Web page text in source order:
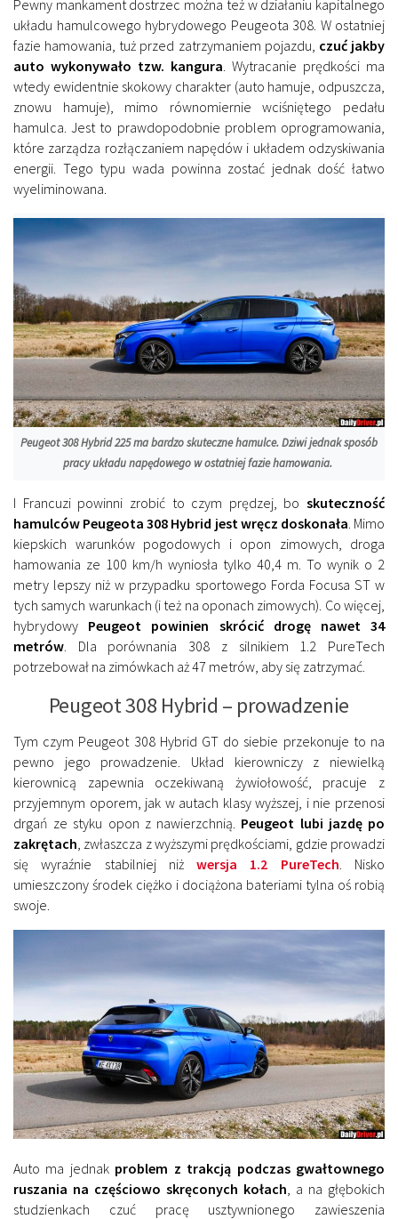
Pewny mankament dostrzec można też w działaniu kapitalnego
układu hamulcowego hybrydowego Peugeota 308. W ostatniej
fazie hamowania, tuż przed zatrzymaniem pojazdu, czuć jakby
auto wykonywało tzw. kangura . Wytracanie prędkości ma
wtedy ewidentnie skokowy charakter (auto hamuje, odpuszcza,
znowu hamuje), mimo równomiernie wciśniętego pedału
hamulca. Jest to prawdopodobnie problem oprogramowania,
które zarządza rozłączaniem napędów i układem odzyskiwania
energii. Tego typu wada powinna zostać jednak dość łatwo
wyeliminowana.
Peugeot 308 Hybrid 225 ma bardzo skuteczne hamulce. Dziwi jednak sposób
pracy układu napędowego w ostatniej fazie hamowania.
I Francuzi powinni zrobić to czym prędzej, bo skuteczność
hamulców Peugeota 308 Hybrid jest wręcz doskonała . Mimo
kiepskich warunków pogodowych i opon zimowych, droga
hamowania ze 100 km/h wyniosła tylko 40,4 m. To wynik o 2
metry lepszy niż w przypadku sportowego Forda Focusa ST w
tych samych warunkach (i też na oponach zimowych). Co więcej,
hybrydowy Peugeot powinien skrócić drogę nawet 34
metrów . Dla porównania 308 z silnikiem 1.2 PureTech
potrzebował na zimówkach aż 47 metrów, aby się zatrzymać.
Peugeot 308 Hybrid – prowadzenie
Tym czym Peugeot 308 Hybrid GT do siebie przekonuje to na
pewno jego prowadzenie. Układ kierowniczy z niewielką
kierownicą zapewnia oczekiwaną żywiołowość, pracuje z
przyjemnym oporem, jak w autach klasy wyższej, i nie przenosi
drgań ze styku opon z nawierzchnią. Peugeot lubi jazdę po
zakrętach , zwłaszcza z wyższymi prędkościami, gdzie prowadzi
się wyraźnie stabilniej niżwersja 1.2 PureTech . Nisko
umieszczony środek ciężko i dociążona bateriami tylna oś robią
swoje.
Auto ma jednak problem z trakcją podczas gwałtownego
ruszania na częściowo skręconych kołach , a na głębokich
studzienkach czuć pracę usztywnionego zawieszenia